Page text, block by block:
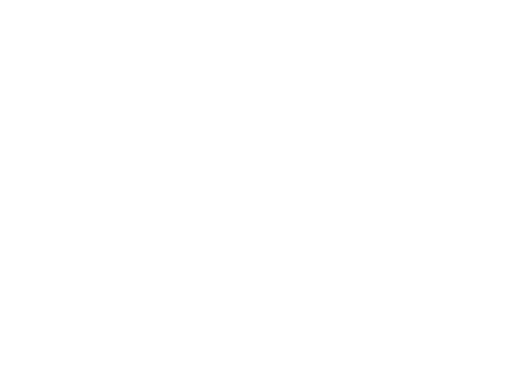
být uhrazena klientem přímo na recepci hotelu. Rozsah a kvalita